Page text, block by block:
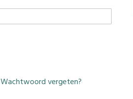
Wachtwoord vergeten?